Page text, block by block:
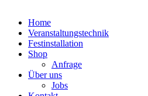
Home
Veranstaltungstechnik
Festinstallation
Shop
Anfrage
Über uns
Jobs